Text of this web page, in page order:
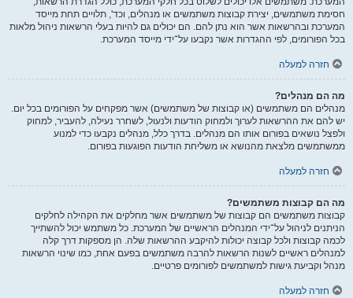
חסימת משתמשים, יצירת קבוצות משתמשים או מנהלים, וכד', תלויים תחת מייסד
המערכת ובהרשאות אשר הוא נתן להם. הם יכולים גם להיות בעלי הרשאות ניהול מלאות
בכל הפורומים, לפי ההגדרות אשר נקבעו על־ידי מייסד המערכת.
חזרה למעלה
מה הם מנהלים?
מנהלים הם משתמשים (או קבוצות של משתמשים) אשר מפקחים על הפורומים בכל יום.
יש להם את ההרשאות לערוך ולמחוק הודעות ולנעול, לשחרר נעילה, להעביר, למחוק
ולפצל נושאים בפורום אותו הם מנהלים. בדרך כלל, מנהלים נקבעו כדי למנוע
ממשתמשים מלצאת מהנושא או משליחת הודעות הפוגעות בפורום.
חזרה למעלה
מה הם קבוצות משתמשים?
קבוצות משתמשים הם קבוצות של משתמשים אשר מחלקים את הקהילה לחלקים
הניתנים לניהול על־ידי המנהלים הראשיים של המערכת. כל משתמש יכול להשתייך
לכמה קבוצות ולכל קבוצה יכולות להיקבע ההרשאות שלה. הן מספקות דרך קלה
למנהלים ראשיים לשנות הרשאות להרבה משתמשים בפעם אחת, כמו שינוי הרשאות
מנהל וקביעת גישות למשתמשים לפורומים פרטיים.
חזרה למעלה